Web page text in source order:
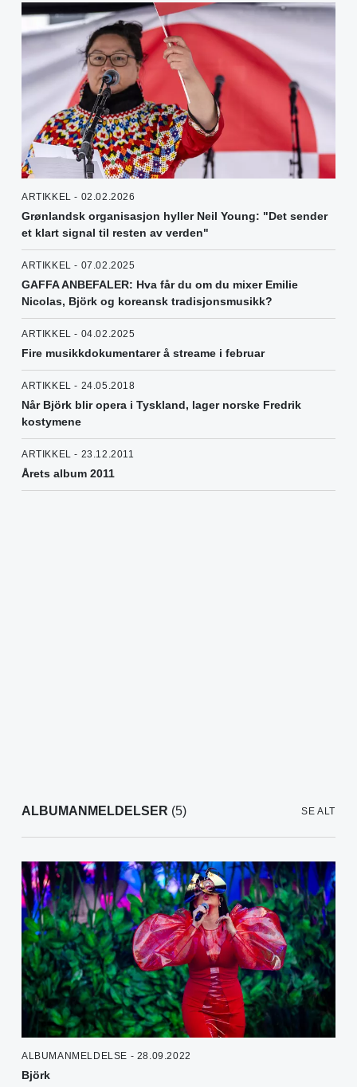
ARTIKKEL - 02.02.2026
Grønlandsk organisasjon hyller Neil Young: "Det sender
et klart signal til resten av verden"
ARTIKKEL - 07.02.2025
GAFFA ANBEFALER: Hva får du om du mixer Emilie
Nicolas, Björk og koreansk tradisjonsmusikk?
ARTIKKEL - 04.02.2025
Fire musikkdokumentarer å streame i februar
ARTIKKEL - 24.05.2018
Når Björk blir opera i Tyskland, lager norske Fredrik
kostymene
ARTIKKEL - 23.12.2011
Årets album 2011
ALBUMANMELDELSER (5) SE ALT
ALBUMANMELDELSE - 28.09.2022
Björk